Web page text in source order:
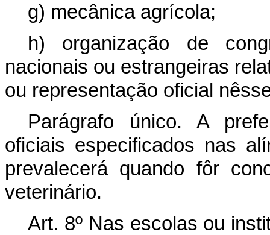
g) mecânica agrícola;
h) organização de
nacionais ou estrangeiras
ou representação oficial
Parágrafo único. A
oficiais especificados nas
prevalecerá quando fôr
veterinário.
Art. 8º Nas escolas ou